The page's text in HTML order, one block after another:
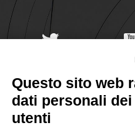
Ricerca
Affiliazioni
IL TIRO
UITS UNIONE
VIALE TIZIANO,
TEL. 06/
P.IVA
Questo sito web
dati personali
utenti